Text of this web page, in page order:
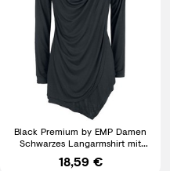
Black Premium by EMP Damen
Schwarzes Langarmshirt mit
Wasserfallausschnitt
18,59 €